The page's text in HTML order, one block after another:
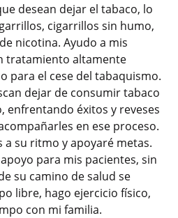
desean dejar el tabaco, lo
cigarrillos sin humo,
nicotina. Ayudo a mis
tratamiento altamente
para el cese del tabaquismo.
dejar de consumir tabaco
enfrentando éxitos y reveses
en ese proceso.
a su ritmo y apoyaré metas.
para mis pacientes, sin
su camino de salud se
libre, hago ejercicio físico,
con mi familia.